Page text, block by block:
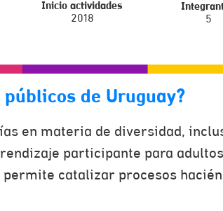
Inicio actividades
2018
5
de Uruguay?
en materia de diversidad,
participante para
catalizar procesos